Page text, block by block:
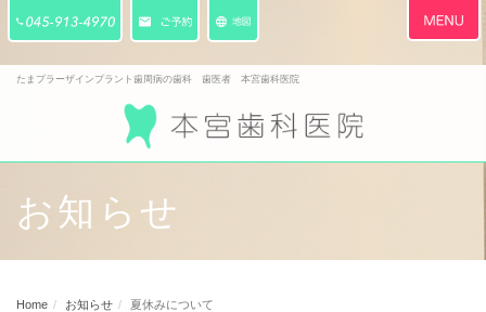
Toggle
たまプラーザインプラント歯周病の歯科 歯医者 本宮歯科医院
お知らせ
Home お知らせ 夏休みについて